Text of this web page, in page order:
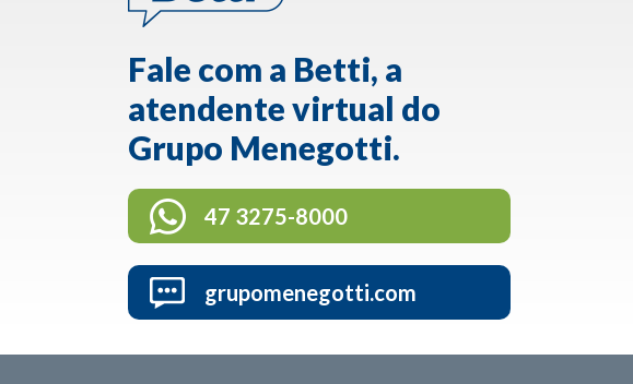
Fale com a Betti, a
atendente virtual do
Grupo Menegotti.
47 3275-8000
grupomenegotti.com